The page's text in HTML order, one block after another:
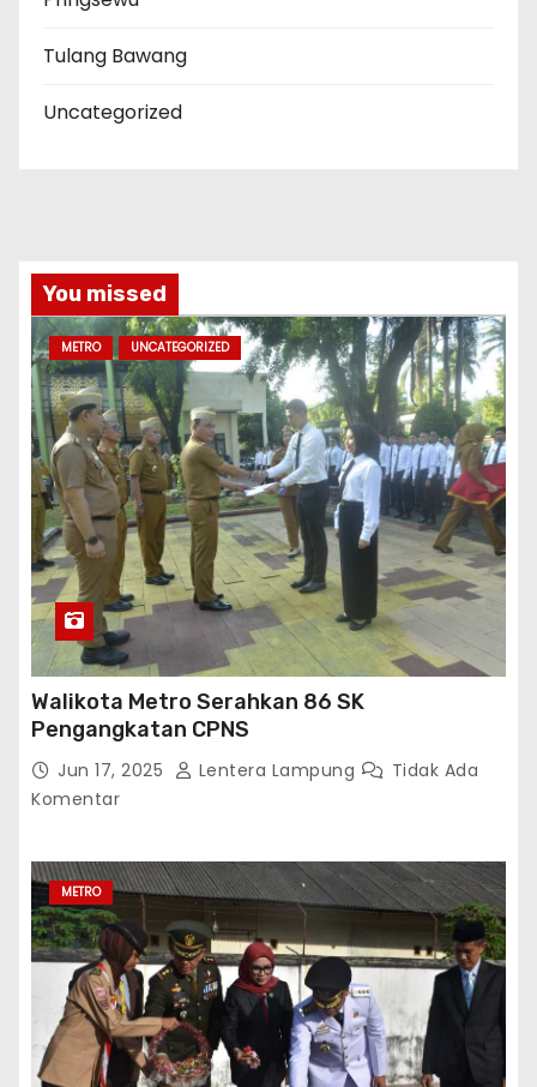
Tulang Bawang
Uncategorized
You missed
METRO UNCATEGORIZED
Walikota Metro Serahkan 86 SK
Pengangkatan CPNS
Jun 17, 2025 Lentera Lampung
Tidak Ada
Komentar
METRO